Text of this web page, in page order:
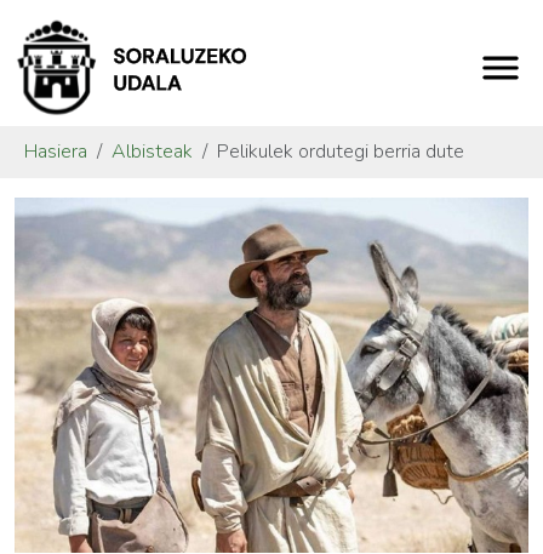
Hasiera Albisteak Pelikulek ordutegi berria dute